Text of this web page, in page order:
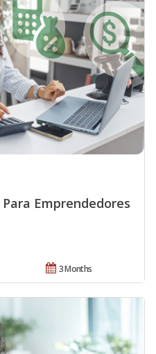
Emprendedores
3 Months